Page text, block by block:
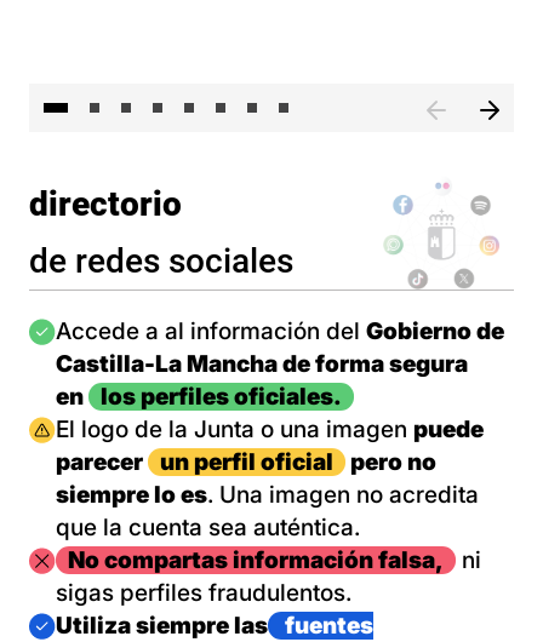
directorio
de redes sociales
Imagen
Accede a al información del Gobierno de
Castilla-La Mancha de forma segura
en
los perfiles oficiales.
Imagen
El logo de la Junta o una imagen puede
parecer
un perfil oficial
pero no
siempre lo es. Una imagen no acredita
que la cuenta sea auténtica.
ImagenNo compartas información falsa,
ni
sigas perfiles fraudulentos.
Imagen
Utiliza siempre las
fuentes